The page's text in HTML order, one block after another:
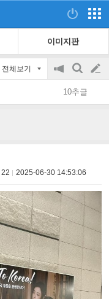
이미지판
전체보기
공
지
on/off
검
색
글
쓰
10추글
22 2025-06-30 14:53:06